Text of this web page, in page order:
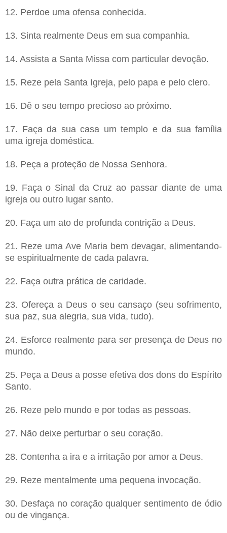
12. Perdoe uma ofensa conhecida.
13. Sinta realmente Deus em sua companhia.
14. Assista a Santa Missa com particular devoção.
15. Reze pela Santa Igreja, pelo papa e pelo clero.
16. Dê o seu tempo precioso ao próximo.
17. Faça da sua casa um templo e da sua família
uma igreja doméstica.
18. Peça a proteção de Nossa Senhora.
19. Faça o Sinal da Cruz ao passar diante de uma
igreja ou outro lugar santo.
20. Faça um ato de profunda contrição a Deus.
21. Reze uma Ave Maria bem devagar, alimentando-
se espiritualmente de cada palavra.
22. Faça outra prática de caridade.
23. Ofereça a Deus o seu cansaço (seu sofrimento,
sua paz, sua alegria, sua vida, tudo).
24. Esforce realmente para ser presença de Deus no
mundo.
25. Peça a Deus a posse efetiva dos dons do Espírito
Santo.
26. Reze pelo mundo e por todas as pessoas.
27. Não deixe perturbar o seu coração.
28. Contenha a ira e a irritação por amor a Deus.
29. Reze mentalmente uma pequena invocação.
30. Desfaça no coração qualquer sentimento de ódio
ou de vingança.